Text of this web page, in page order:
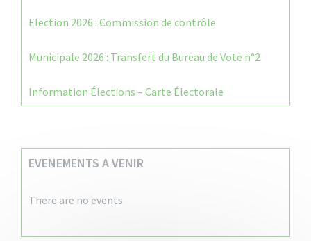
Election 2026 : Commission de contrôle
Municipale 2026 : Transfert du Bureau de Vote n°2
Information Élections – Carte Électorale
EVENEMENTS A VENIR
There are no events